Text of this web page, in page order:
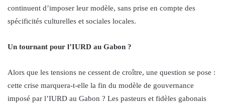
continuent d’imposer leur modèle, sans prise en compte des
spécificités culturelles et sociales locales.
Un tournant pour l’IURD au Gabon ?
Alors que les tensions ne cessent de croître, une question se pose :
cette crise marquera-t-elle la fin du modèle de gouvernance
imposé par l’IURD au Gabon ? Les pasteurs et fidèles gabonais